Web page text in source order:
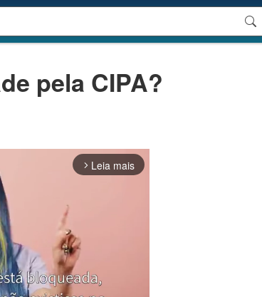
pela CIPA?
arrow_forward_ios Leia mais